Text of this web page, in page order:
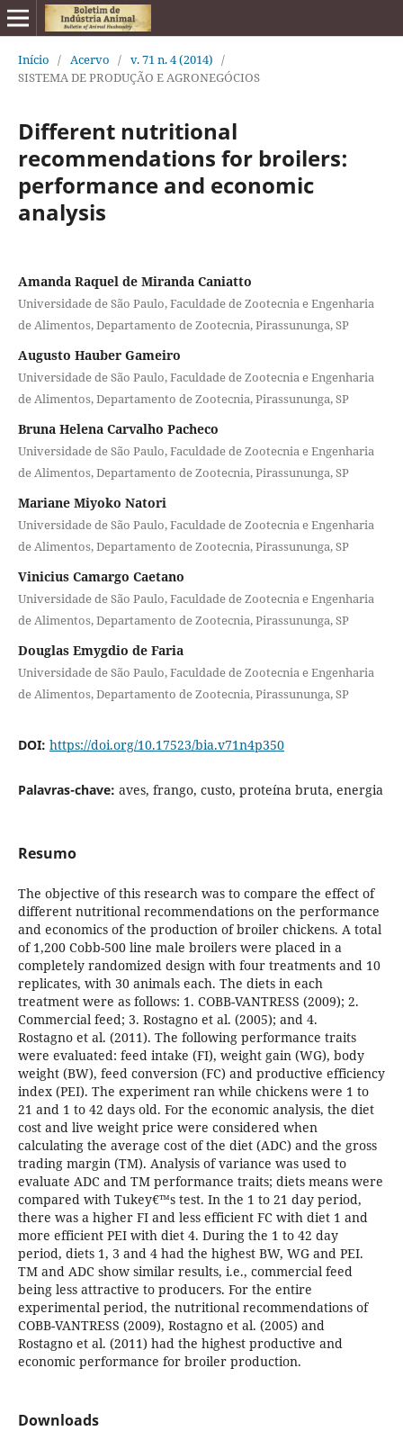
Início / Acervo / v. 71 n. 4 (2014) /
SISTEMA DE PRODUÇÃO E AGRONEGÓCIOS
Different nutritional
recommendations for broilers:
performance and economic
analysis
Amanda Raquel de Miranda Caniatto
Universidade de São Paulo, Faculdade de Zootecnia e Engenharia
de Alimentos, Departamento de Zootecnia, Pirassununga, SP
Augusto Hauber Gameiro
Universidade de São Paulo, Faculdade de Zootecnia e Engenharia
de Alimentos, Departamento de Zootecnia, Pirassununga, SP
Bruna Helena Carvalho Pacheco
Universidade de São Paulo, Faculdade de Zootecnia e Engenharia
de Alimentos, Departamento de Zootecnia, Pirassununga, SP
Mariane Miyoko Natori
Universidade de São Paulo, Faculdade de Zootecnia e Engenharia
de Alimentos, Departamento de Zootecnia, Pirassununga, SP
Vinicius Camargo Caetano
Universidade de São Paulo, Faculdade de Zootecnia e Engenharia
de Alimentos, Departamento de Zootecnia, Pirassununga, SP
Douglas Emygdio de Faria
Universidade de São Paulo, Faculdade de Zootecnia e Engenharia
de Alimentos, Departamento de Zootecnia, Pirassununga, SP
DOI: https://doi.org/10.17523/bia.v71n4p350
Palavras-chave: aves, frango, custo, proteína bruta, energia
Resumo
The objective of this research was to compare the effect of
different nutritional recommendations on the performance
and economics of the production of broiler chickens. A total
of 1,200 Cobb-500 line male broilers were placed in a
completely randomized design with four treatments and 10
replicates, with 30 animals each. The diets in each
treatment were as follows: 1. COBB-VANTRESS (2009); 2.
Commercial feed; 3. Rostagno et al. (2005); and 4.
Rostagno et al. (2011). The following performance traits
were evaluated: feed intake (FI), weight gain (WG), body
weight (BW), feed conversion (FC) and productive efficiency
index (PEI). The experiment ran while chickens were 1 to
21 and 1 to 42 days old. For the economic analysis, the diet
cost and live weight price were considered when
calculating the average cost of the diet (ADC) and the gross
trading margin (TM). Analysis of variance was used to
evaluate ADC and TM performance traits; diets means were
compared with Tukey€™s test. In the 1 to 21 day period,
there was a higher FI and less efficient FC with diet 1 and
more efficient PEI with diet 4. During the 1 to 42 day
period, diets 1, 3 and 4 had the highest BW, WG and PEI.
TM and ADC show similar results, i.e., commercial feed
being less attractive to producers. For the entire
experimental period, the nutritional recommendations of
COBB-VANTRESS (2009), Rostagno et al. (2005) and
Rostagno et al. (2011) had the highest productive and
economic performance for broiler production.
Downloads